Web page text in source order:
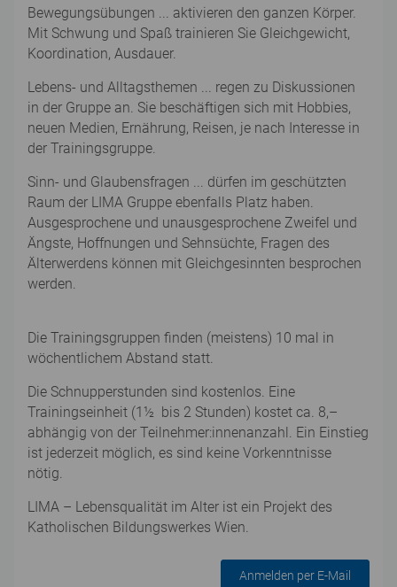
Bewegungsübungen ... aktivieren den ganzen Körper.
Mit Schwung und Spaß trainieren Sie Gleichgewicht,
Koordination, Ausdauer.
Lebens- und Alltagsthemen ... regen zu Diskussionen
in der Gruppe an. Sie beschäftigen sich mit Hobbies,
neuen Medien, Ernährung, Reisen, je nach Interesse in
der Trainingsgruppe.
Sinn- und Glaubensfragen ... dürfen im geschützten
Raum der LIMA Gruppe ebenfalls Platz haben.
Ausgesprochene und unausgesprochene Zweifel und
Ängste, Hoffnungen und Sehnsüchte, Fragen des
Älterwerdens können mit Gleichgesinnten besprochen
werden.
Die Trainingsgruppen finden (meistens) 10 mal in
wöchentlichem Abstand statt.
Die Schnupperstunden sind kostenlos. Eine
Trainingseinheit (1½ bis 2 Stunden) kostet ca. 8,–
abhängig von der Teilnehmer:innenanzahl. Ein Einstieg
ist jederzeit möglich, es sind keine Vorkenntnisse
nötig.
LIMA – Lebensqualität im Alter ist ein Projekt des
Katholischen Bildungswerkes Wien.
Anmelden per E-Mail